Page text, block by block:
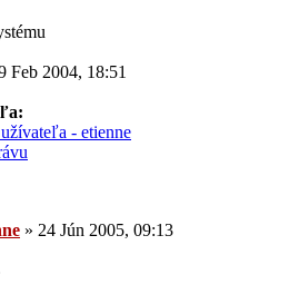
Feb 2004, 18:51
- etienne
» 24 Jún 2005, 09:13